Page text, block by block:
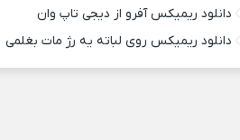
دانلود ریمیکس آفرو از ديجی تاپ وان
دانلود ریمیکس روی لباته یه رژ مات بغلمی